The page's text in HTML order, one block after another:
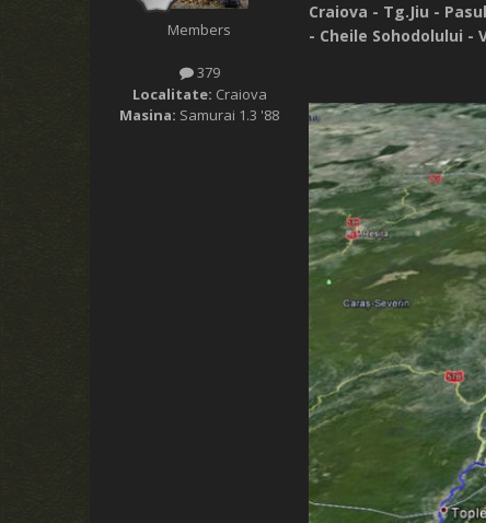
Members
379
Localitate: Craiova
Masina: Samurai 1.3 '88
Craiova - Tg.Jiu -
- Cheile Sohodolului -